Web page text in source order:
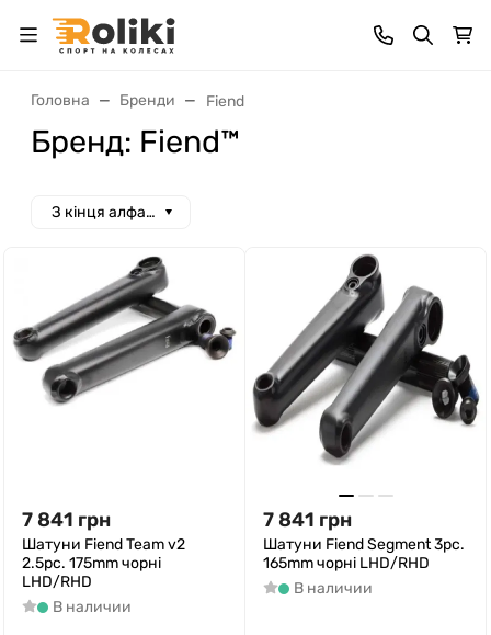
Головна Бренди Fiend
Бренд: Fiend™
З кінця алфавіту
7 841 грн
Шатуни Fiend Team v2
2.5pc. 175mm чорні
LHD/RHD
В наличии
7 841 грн
Шатуни Fiend Segment 3pc.
165mm чорні LHD/RHD
В наличии